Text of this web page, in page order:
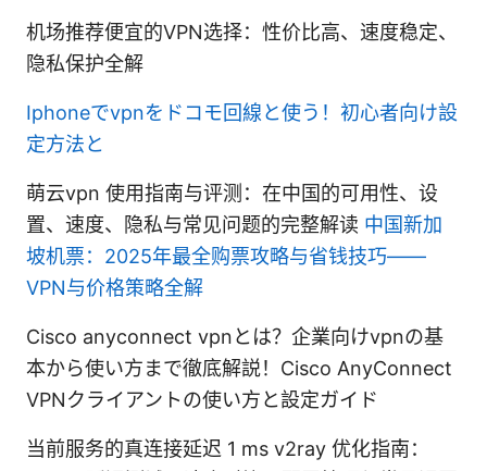
机场推荐便宜的VPN选择：性价比高、速度稳定、
隐私保护全解
Iphoneでvpnをドコモ回線と使う！初心者向け設
定方法と
萌云vpn 使用指南与评测：在中国的可用性、设
置、速度、隐私与常见问题的完整解读 中国新加
坡机票：2025年最全购票攻略与省钱技巧——
VPN与价格策略全解
Cisco anyconnect vpnとは？企業向けvpnの基
本から使い方まで徹底解説！Cisco AnyConnect
VPNクライアントの使い方と設定ガイド
当前服务的真连接延迟 1 ms v2ray 优化指南：